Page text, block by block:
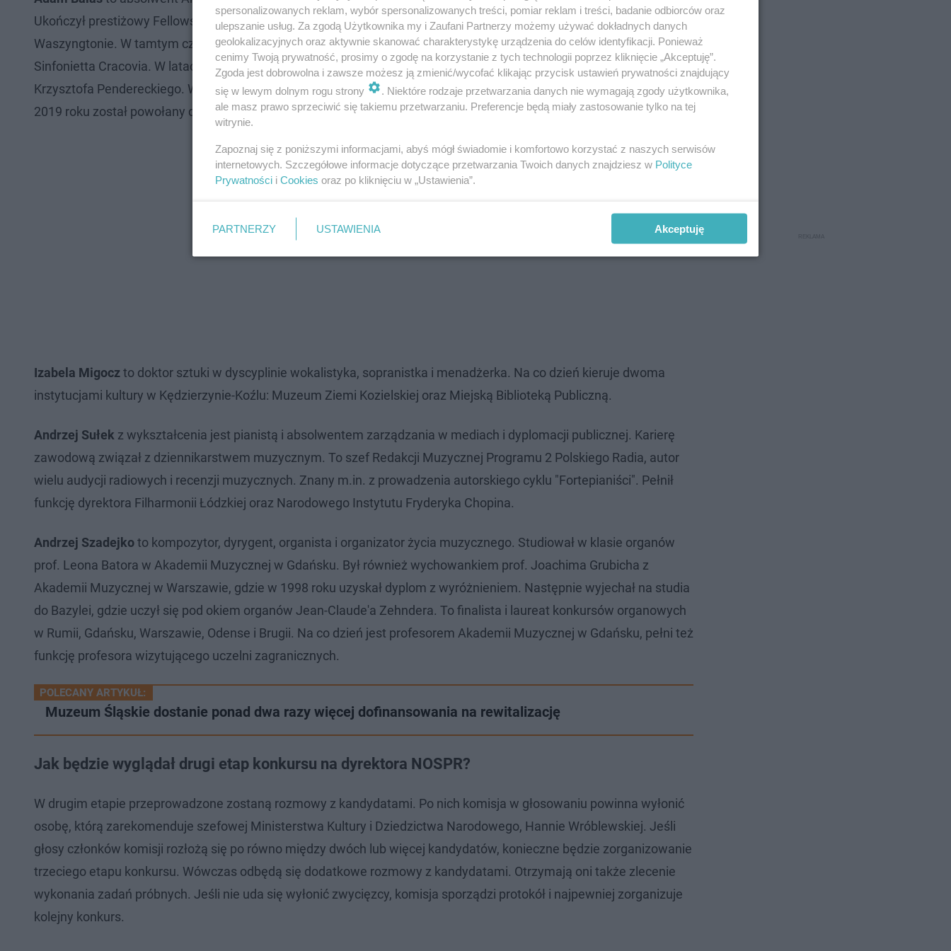
Ukończył prestiżowy Fellowship Program (2010/2011) w J.F. Kennedy Center for the Performing Arts w
Waszyngtonie. W tamtym czasie współpracował m.in. z National Symphony Orchestra. Współtworzył Orkiestry
Sinfonietta Cracovia. W latach 2011-2012 pełnił funkcję inwestora podczas tworzenia Europejskiego Centrum Muzyki
Krzysztofa Pendereckiego. W 2011 roku objął funkcję dyrektora Europejskiego Centrum Muzyki w Lusławicach. W
2019 roku został powołany do Rady Uniwersytetu Muzycznego Fryderyka Chopina w Warszawie.
Izabela Migoczto doktor sztuki w dyscyplinie wokalistyka, sopranistka i menadżerka. Na co dzień kieruje dwoma
instytucjami kultury w Kędzierzynie-Koźlu: Muzeum Ziemi Kozielskiej oraz Miejską Biblioteką Publiczną.
Andrzej Sułek z wykształcenia jest pianistą i absolwentem zarządzania w mediach i dyplomacji publicznej. Karierę
zawodową związał z dziennikarstwem muzycznym. To szef Redakcji Muzycznej Programu 2 Polskiego Radia, autor
wielu audycji radiowych i recenzji muzycznych. Znany m.in. z prowadzenia autorskiego cyklu "Fortepianiści". Pełnił
funkcję dyrektora Filharmonii Łódzkiej oraz Narodowego Instytutu Fryderyka Chopina.
Andrzej Szadejkoto kompozytor, dyrygent, organista i organizator życia muzycznego. Studiował w klasie organów
prof. Leona Batora w Akademii Muzycznej w Gdańsku. Był również wychowankiem prof. Joachima Grubicha z
Akademii Muzycznej w Warszawie, gdzie w 1998 roku uzyskał dyplom z wyróżnieniem. Następnie wyjechał na studia
do Bazylei, gdzie uczył się pod okiem organów Jean-Claude'a Zehndera. To finalista i laureat konkursów organowych
w Rumii, Gdańsku, Warszawie, Odense i Brugii. Na co dzień jest profesorem Akademii Muzycznej w Gdańsku, pełni też
funkcję profesora wizytującego uczelni zagranicznych.
POLECANY ARTYKUŁ:
Muzeum Śląskie dostanie ponad dwa razy więcej dofinansowania na rewitalizację
Jak będzie wyglądał drugi etap konkursu na dyrektora NOSPR?
W drugim etapie przeprowadzone zostaną rozmowy z kandydatami. Po nich komisja w głosowaniu powinna wyłonić
osobę, którą zarekomenduje szefowej Ministerstwa Kultury i Dziedzictwa Narodowego, Hannie Wróblewskiej. Jeśli
głosy członków komisji rozłożą się po równo między dwóch lub więcej kandydatów, konieczne będzie zorganizowanie
trzeciego etapu konkursu. Wówczas odbędą się dodatkowe rozmowy z kandydatami. Otrzymają oni także zlecenie
wykonania zadań próbnych. Jeśli nie uda się wyłonić zwycięzcy, komisja sporządzi protokół i najpewniej zorganizuje
kolejny konkurs.
spersonalizowanych reklam, wybór spersonalizowanych treści, pomiar reklam i treści, badanie odbiorców oraz
ulepszanie usług. Za zgodą Użytkownika my i Zaufani Partnerzy możemy używać dokładnych danych
geolokalizacyjnych oraz aktywnie skanować charakterystykę urządzenia do celów identyfikacji. Ponieważ
cenimy Twoją prywatność, prosimy o zgodę na korzystanie z tych technologii poprzez kliknięcie „Akceptuję”.
Zgoda jest dobrowolna i zawsze możesz ją zmienić/wycofać klikając przycisk ustawień prywatności znajdujący
się w lewym dolnym rogu strony
. Niektóre rodzaje przetwarzania danych nie wymagają zgody użytkownika,
ale masz prawo sprzeciwić się takiemu przetwarzaniu. Preferencje będą miały zastosowanie tylko na tej
witrynie.
Zapoznaj się z poniższymi informacjami, abyś mógł świadomie i komfortowo korzystać z naszych serwisów
internetowych. Szczegółowe informacje dotyczące przetwarzania Twoich danych znajdziesz w Polityce
Prywatności i Cookies oraz po kliknięciu w „Ustawienia”.
PARTNERZY USTAWIENIA Akceptuję